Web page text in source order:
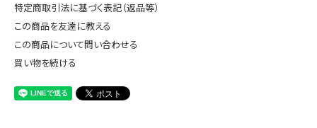
特定商取引法に基づく表記（返品等）
この商品を友達に教える
この商品について問い合わせる
買い物を続ける